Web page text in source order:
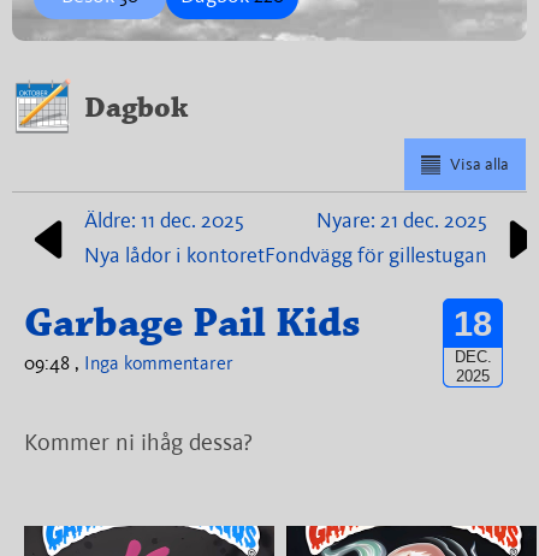
Dagbok
Visa alla
Äldre: 11 dec. 2025
Nya lådor i kontoret
Nyare: 21 dec. 2025
Fondvägg för gillestugan
18
DEC.
2025
Garbage Pail Kids
09:48 , Inga kommentarer
Kommer ni ihåg dessa?